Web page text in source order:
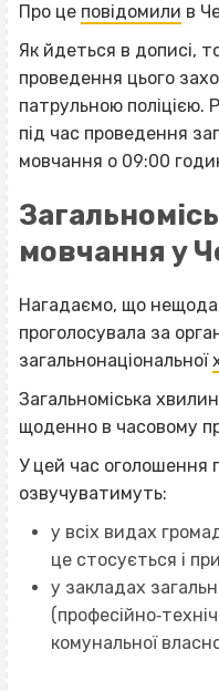
Про це повідомили в
Як йдеться в дописі,
проведення цього
патрульною
під час проведення
мовчання о 09:00
мовчання у
Нагадаємо, що
проголосувала за
загальнонаціональної
Загальноміська
щоденно в часовому
У цей час оголошення
озвучуватимуть:
у всіх видах
це стосується і
у закладах
комунальної